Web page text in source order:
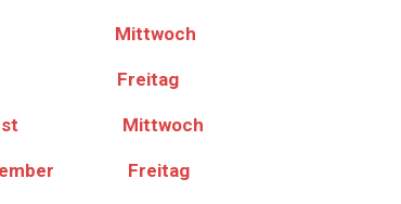
Mittwoch
Freitag
Mittwoch
Freitag